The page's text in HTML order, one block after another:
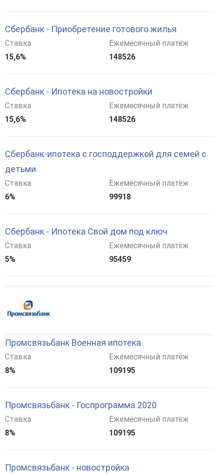
Сбербанк - Приобретение готового жилья
Ставка
15,6%
Ежемесячный платёж
148526
Сбербанк - Ипотека на новостройки
Ставка
15,6%
Ежемесячный платёж
148526
Сбербанк-ипотека с господдержкой для семей с
детьми
Ставка
6%
Ежемесячный платёж
99918
Сбербанк - Ипотека Свой дом под ключ
Ставка
5%
Ежемесячный платёж
95459
Промсвязьбанк Военная ипотека
Ставка
8%
Ежемесячный платёж
109195
Промсвязьбанк - Госпрограмма 2020
Ставка
8%
Ежемесячный платёж
109195
Промсвязьбанк - новостройка